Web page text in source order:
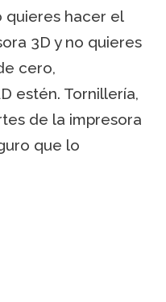
quieres hacer el
3D y no quieres
cero,
estén. Tornillería,
de la impresora
que lo